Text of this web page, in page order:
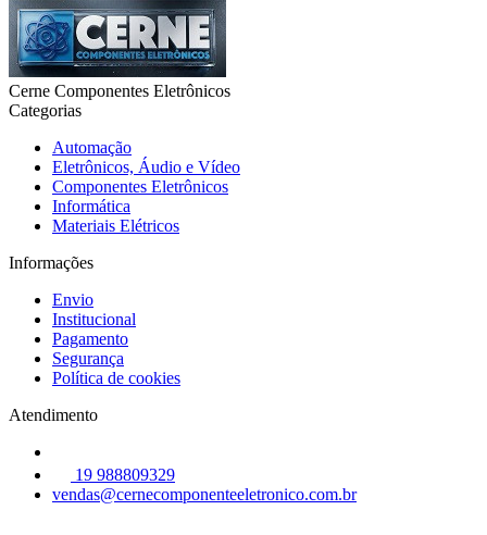
Cerne Componentes Eletrônicos
Categorias
Automação
Eletrônicos, Áudio e Vídeo
Componentes Eletrônicos
Informática
Materiais Elétricos
Informações
Envio
Institucional
Pagamento
Segurança
Política de cookies
Atendimento
19 988809329
vendas@cernecomponenteeletronico.com.br